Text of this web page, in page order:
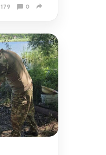
179 0